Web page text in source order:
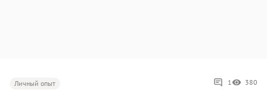
Личный опыт 1 380